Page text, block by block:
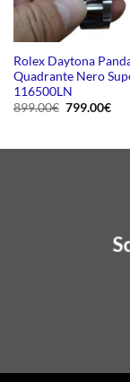
Rolex Daytona
Quadrante Nero
116500LN
899.00€ Il
899.00€.
799.00€Il